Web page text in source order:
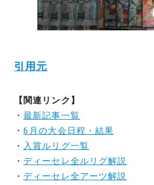
引用元
【関連リンク】
・最新記事一覧
・6月の大会日程・結果
・ 入賞ルリグ一覧
・ ディーセレ全ルリグ解説
・ ディーセレ全アーツ解説